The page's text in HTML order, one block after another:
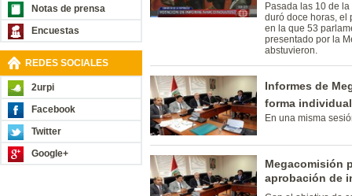
Notas de prensa
Encuestas
REDES SOCIALES
2urpi
Facebook
Twitter
Google+
Pasada las 10 de
duró doce horas, el
en la que 53
presentado por la
abstuvieron.
Informes de
forma individual
En una misma
Megacomisión
aprobación de